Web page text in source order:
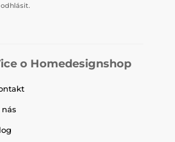
o Homedesignshop
nás